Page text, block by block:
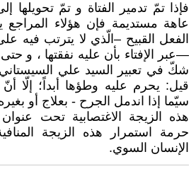
فإذا تمّ تدمير الفتاة و تمّ
عاهة مستديمة فإن هؤلاء المراجع
الفعل القبيح –الّذي لا يترتب فيه
—عبر الإفتاء بأن عليه نفقتها ، و
شكّ في تعبير السيد علي
قيل: يحرم عليه وطؤها أبداً؛ إلّا
سيّما إذا اندمل الجرح - بعلاج أو
هذه الزيجة الاغتصابية تحت
حرمة استمرار هذه الزيجة
الإنسان السوي.